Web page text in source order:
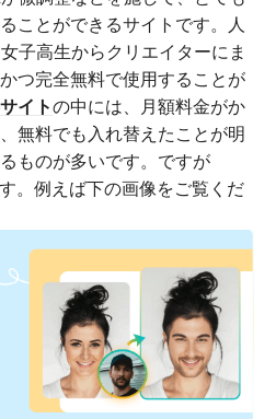
ことができるサイトです。人
子高生からクリエイターにま
つ完全無料で使用することが
イトの中には、月額料金がか
無料でも入れ替えたことが明
ものが多いです。ですが
。例えば下の画像をご覧くだ